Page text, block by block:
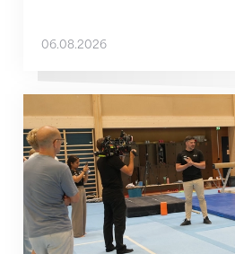
06.08.2026
Mit klaren Zielen nach Zagreb